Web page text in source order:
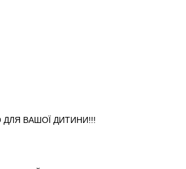
ДЛЯ ВАШОЇ ДИТИНИ!!!